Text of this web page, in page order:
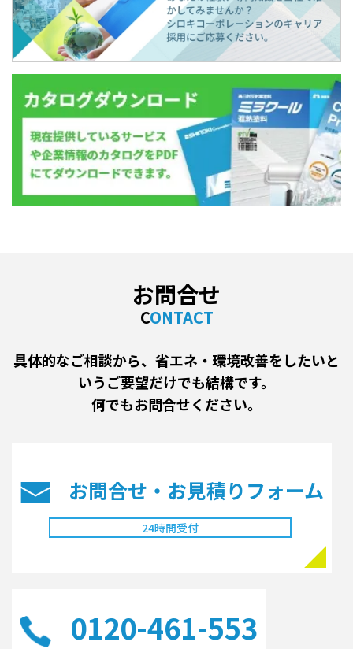
お問合せ
CONTACT
具体的なご相談から、省エネ・環境改善をしたいと
いうご要望だけでも結構です。
何でもお問合せください。
お問合せ・お見積りフォーム
24時間受付
0120-461-553